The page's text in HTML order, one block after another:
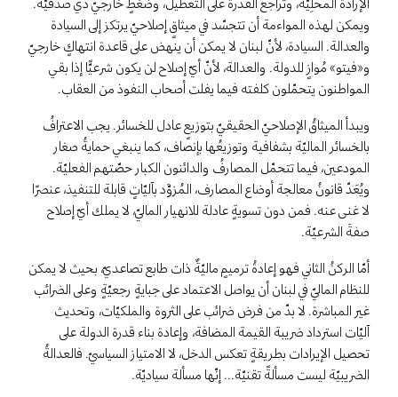
ويمكن لهذه المواءمة أن تتجسّد في ميثاقٍ إصلاحيّ يرتكز إلى السيادة
والعدالة. السيادة، لأنّ لبنان لا يمكن أن ينهض على قاعدة انتهاكٍ خارجيّ
و«فيتو» مُوازٍ للدولة. والعدالة، لأنّ أيّ إصلاح لن يكون شرعيًّا إذا بقي
المواطنون يتحمّلون كلفته فيما يفلت أصحاب النفوذ من العقاب.
ويبدأ الميثاقُ الإصلاحيّ الحقيقيّ بتوزيعٍ عادل للخسائر. يجب الاعترافُ
بالخسائر الماليّة بشفافية وتوزيعُها بإنصاف، كما ينبغي حمايةُ صغار
المودعين، فيما تتحمّل المصارفُ والدائنون الكبار حصّتهم الفعليّة.
ويُعَدّ قانونُ معالجة أوضاع المصارف، المُزوَّد بآليّاتٍ قابلة للتنفيذ، عنصرًا
لا غنى عنه. فمن دون تسويةٍ عادلة للانهيار الماليّ، لا يملك أيّ إصلاح
صفةَ الشرعيّة.
أمّا الركنُ الثاني فهو إعادةُ ترميمٍ ماليّةٌ ذات طابع تصاعديّ، بحيث لا يمكن
للنظام الماليّ في لبنان أن يواصل الاعتماد على جبايةٍ رجعيّةٍ وعلى الضرائب
غير المباشرة. لا بدّ من فرض ضرائب على الثروة والملكيّات، وتحديث
آليّات استرداد ضريبة القيمة المضافة، وإعادة بناء قدرة الدولة على
تحصيل الإيرادات بطريقةٍ تعكس الدخل، لا الامتياز السياسيّ. فالعدالةُ
الضريبيّة ليست مسألةً تقنيّة... إنّها مسألة سياديّة.